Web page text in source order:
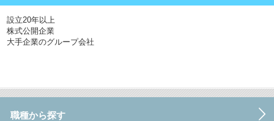
設立20年以上
株式公開企業
大手企業のグループ会社
職種から探す